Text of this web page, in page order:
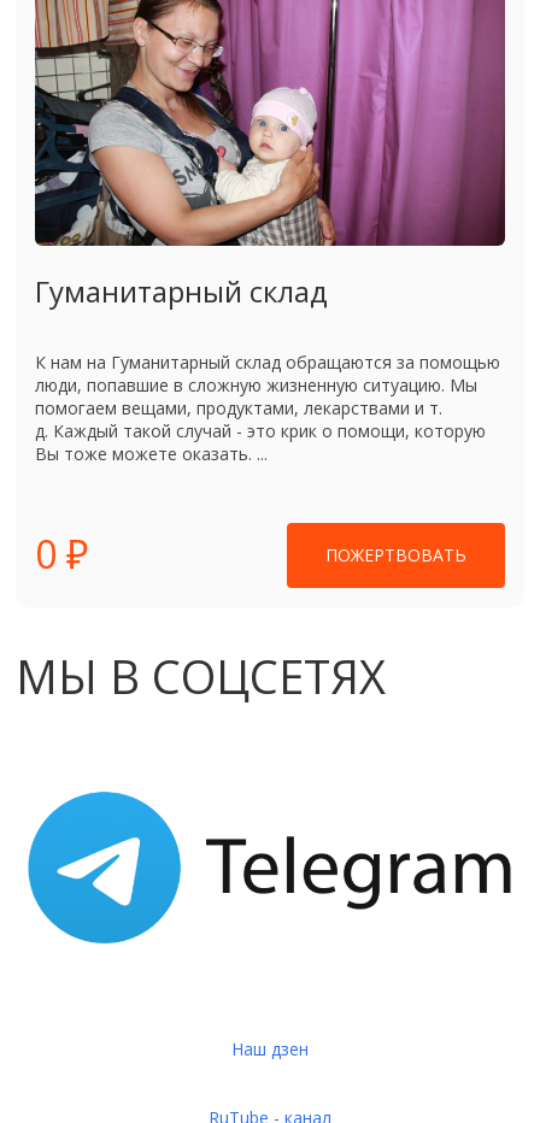
Гуманитарный склад
К нам на Гуманитарный склад обращаются за помощью
люди, попавшие в сложную жизненную ситуацию. Мы
помогаем вещами, продуктами, лекарствами и т.
д. Каждый такой случай - это крик о помощи, которую
Вы тоже можете оказать. ...
0 ₽ ПОЖЕРТВОВАТЬ
МЫ В СОЦСЕТЯХ
Наш дзен
RuTube - канал